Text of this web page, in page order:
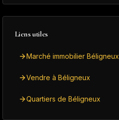
Liens utiles
Marché immobilier Béligneux
Vendre à Béligneux
Quartiers de Béligneux